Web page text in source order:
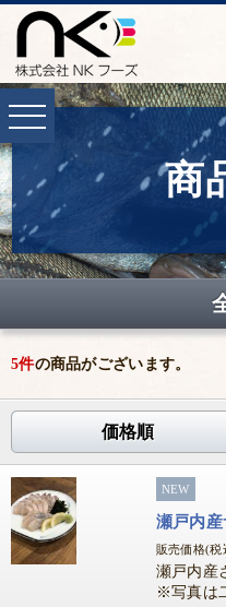
商
5件の商品がございます。
価格順
NEW
瀬戸内
販売価格(税
瀬戸内産
※写真は